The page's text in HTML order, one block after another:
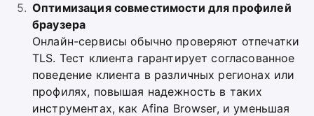
Оптимизация совместимости для профилей
браузера
Онлайн-сервисы обычно проверяют отпечатки
TLS. Тест клиента гарантирует согласованное
поведение клиента в различных регионах или
профилях, повышая надежность в таких
инструментах, как Afina Browser, и уменьшая